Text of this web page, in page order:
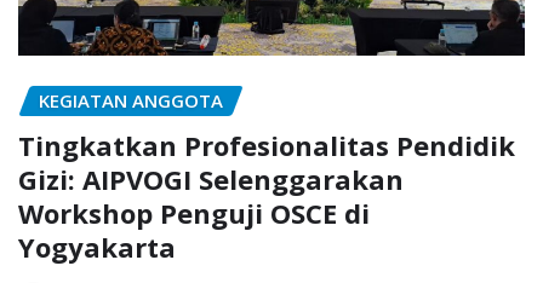
KEGIATAN ANGGOTA
Tingkatkan Profesionalitas Pendidik
Gizi: AIPVOGI Selenggarakan
Workshop Penguji OSCE di
Yogyakarta